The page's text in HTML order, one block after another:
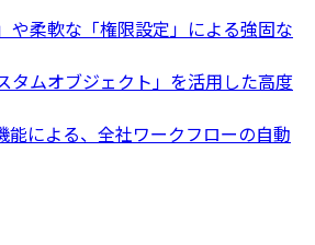
や柔軟な「権限設定」による強固な
タムオブジェクト」を活用した高度
能による、全社ワークフローの自動